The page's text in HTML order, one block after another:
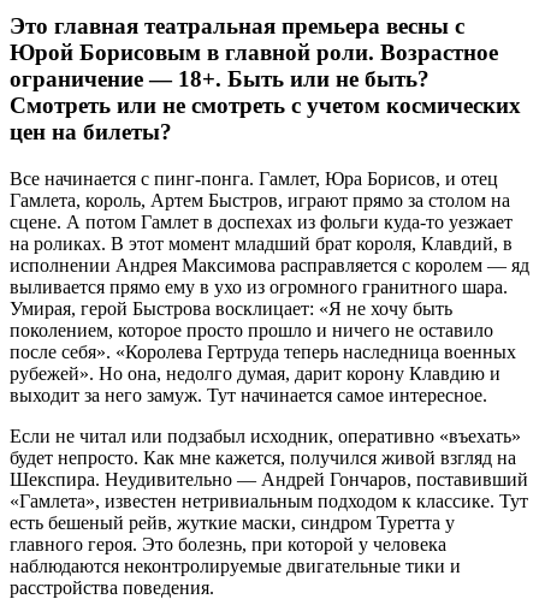
Это главная театральная премьера весны с
Юрой Борисовым в главной роли. Возрастное
ограничение — 18+. Быть или не быть?
Смотреть или не смотреть с учетом космических
цен на билеты?
Все начинается с пинг-понга. Гамлет, Юра Борисов, и отец
Гамлета, король, Артем Быстров, играют прямо за столом на
сцене. А потом Гамлет в доспехах из фольги куда-то уезжает
на роликах. В этот момент младший брат короля, Клавдий, в
исполнении Андрея Максимова расправляется с королем — яд
выливается прямо ему в ухо из огромного гранитного шара.
Умирая, герой Быстрова восклицает: «Я не хочу быть
поколением, которое просто прошло и ничего не оставило
после себя». «Королева Гертруда теперь наследница военных
рубежей». Но она, недолго думая, дарит корону Клавдию и
выходит за него замуж. Тут начинается самое интересное.
Если не читал или подзабыл исходник, оперативно «въехать»
будет непросто. Как мне кажется, получился живой взгляд на
Шекспира. Неудивительно — Андрей Гончаров, поставивший
«Гамлета», известен нетривиальным подходом к классике. Тут
есть бешеный рейв, жуткие маски, синдром Туретта у
главного героя. Это болезнь, при которой у человека
наблюдаются неконтролируемые двигательные тики и
расстройства поведения.